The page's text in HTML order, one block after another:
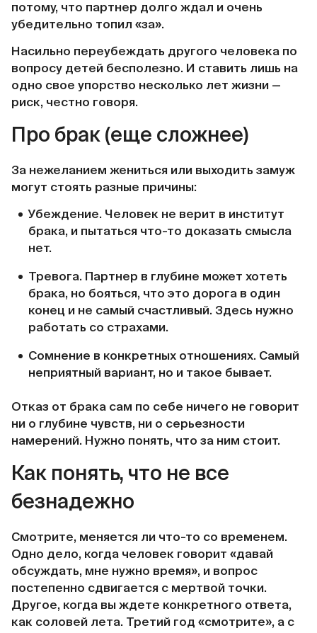
потому, что партнер долго ждал и очень
убедительно топил «за».
Насильно переубеждать другого человека по
вопросу детей бесполезно. И ставить лишь на
одно свое упорство несколько лет жизни —
риск, честно говоря.
Про брак (еще сложнее)
За нежеланием жениться или выходить замуж
могут стоять разные причины:
Убеждение. Человек не верит в институт
брака, и пытаться что-то доказать смысла
нет.
Тревога. Партнер в глубине может хотеть
брака, но бояться, что это дорога в один
конец и не самый счастливый. Здесь нужно
работать со страхами.
Сомнение в конкретных отношениях. Самый
неприятный вариант, но и такое бывает.
Отказ от брака сам по себе ничего не говорит
ни о глубине чувств, ни о серьезности
намерений. Нужно понять, что за ним стоит.
Как понять, что не все
безнадежно
Смотрите, меняется ли что-то со временем.
Одно дело, когда человек говорит «давай
обсуждать, мне нужно время», и вопрос
постепенно сдвигается с мертвой точки.
Другое, когда вы ждете конкретного ответа,
как соловей лета. Третий год «смотрите», а с